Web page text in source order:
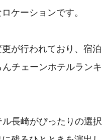
ケーションです。
が行われており、宿泊
チェーンホテルランキ
長崎がぴったりの選択